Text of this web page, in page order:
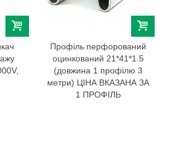
Профіль перфорований
оцинкований 21*41*1.5
(довжина 1 профілю 3
метри) ЦІНА ВКАЗАНА ЗА
1 ПРОФІЛЬ